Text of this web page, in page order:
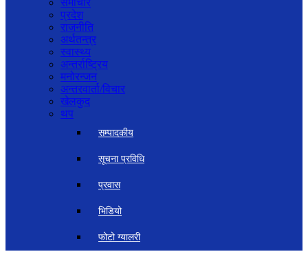
समाचार
प्रदेश
राजनीति
अर्थतन्त्र
स्वास्थ्य
अन्तर्राष्ट्रिय
मनोरन्जन
अन्तरवार्ता/विचार
खेलकुद
थप
सम्पादकीय
सूचना प्रविधि
प्रवास
भिडियो
फोटो ग्यालरी